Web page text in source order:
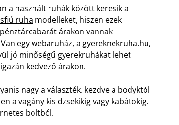
a használt ruhák között keresik a
ruha modelleket, hiszen ezek
árakon vannak
egy webáruház, a gyereknekruha.hu,
jó minőségű gyerekruhákat lehet
kedvező árakon.
nagy a választék, kezdve a bodyktól
a vagány kis dzsekikig vagy kabátokig.
boltból.